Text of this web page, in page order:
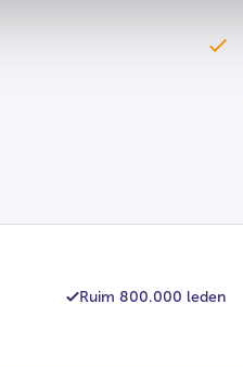
Ruim 800.000 leden